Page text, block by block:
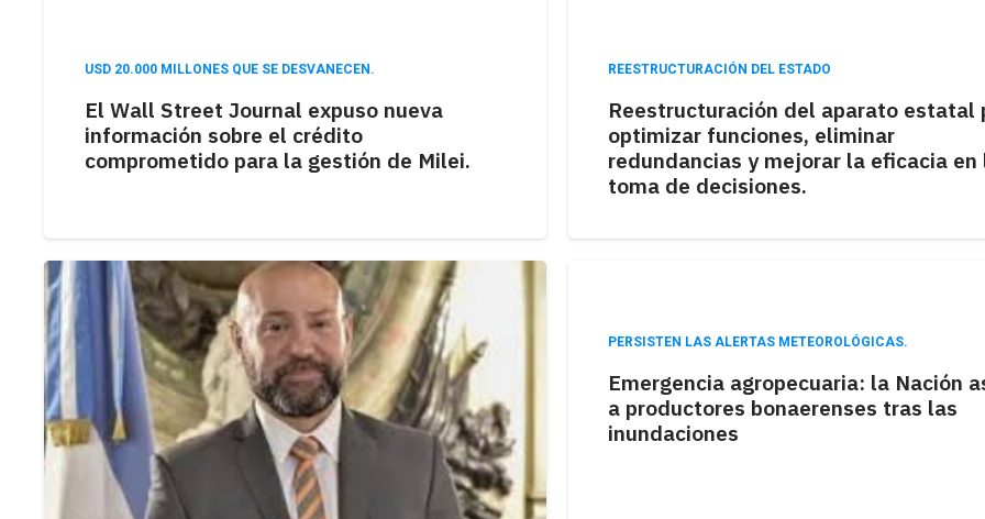
USD 20.000 MILLONES QUE SE DESVANECEN.
El Wall Street Journal expuso nueva
información sobre el crédito
comprometido para la gestión de Milei.
REESTRUCTURACIÓN DEL ESTADO
Reestructuración del aparato estatal
optimizar funciones, eliminar
redundancias y mejorar la eficacia en
toma de decisiones.
PERSISTEN LAS ALERTAS METEOROLÓGICAS.
Emergencia agropecuaria: la Nación
a productores bonaerenses tras las
inundaciones